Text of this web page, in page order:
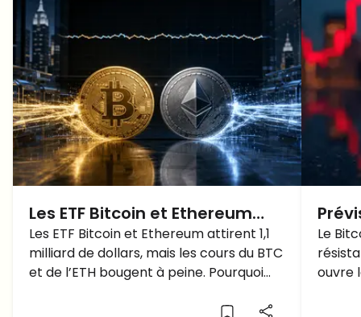
Les ETF Bitcoin et Ethereum
attirent 1,1 milliard de dollars –
pourquoi les cours restent-ils
stables ?
Les ETF Bitcoin et Ethereum attirent 1,1
milliard de dollars, mais les cours du BTC
et de l’ETH bougent à peine. Pourquoi
Le
ouvre